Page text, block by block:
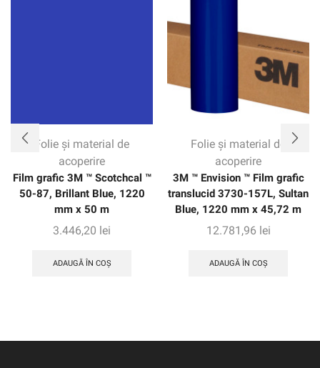
Folie și material de
acoperire
Film grafic 3M ™ Scotchcal ™
50-87, Brillant Blue, 1220
mm x 50 m
3.446,20 lei
ADAUGĂ ÎN COȘ
Folie și material de
acoperire
3M ™ Envision ™ Film grafic
translucid 3730-157L, Sultan
Blue, 1220 mm x 45,72 m
12.781,96 lei
ADAUGĂ ÎN COȘ